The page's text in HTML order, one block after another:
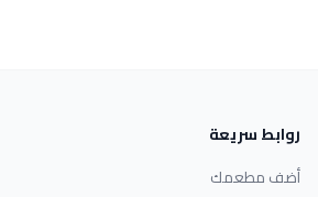
روابط سريعة
أضف مطعمك